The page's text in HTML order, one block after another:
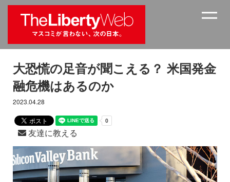
大恐慌の足音が聞こえる？ 米国発金
融危機はあるのか
2023.04.28
友達に教える